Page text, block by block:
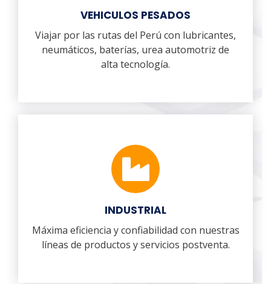
VEHICULOS PESADOS
Viajar por las rutas del Perú con lubricantes,
neumáticos, baterías, urea automotriz de
alta tecnología.
INDUSTRIAL
Máxima eficiencia y confiabilidad con nuestras
líneas de productos y servicios postventa.